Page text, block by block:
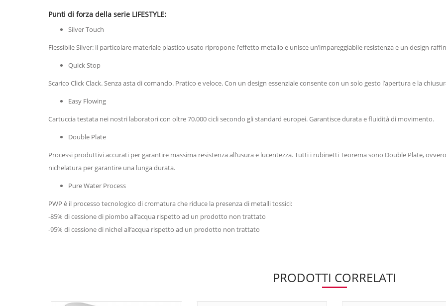
Punti di forza della serie LIFESTYLE:
Silver Touch
Flessibile Silver: il particolare materiale plastico usato ripropone l’effetto metallo e unisce un’impareggiabile resistenza e un design
Quick Stop
Scarico Click Clack. Senza asta di comando. Pratico e veloce. Con un design essenziale consente con un solo gesto l’apertura e la
Easy Flowing
Cartuccia testata nei nostri laboratori con oltre 70.000 cicli secondo gli standard europei. Garantisce durata e fluidità di movimento.
Double Plate
Processi produttivi accurati per garantire massima resistenza all’usura e lucentezza. Tutti i rubinetti Teorema sono Double Plate,
nichelatura per garantire una lunga durata.
Pure Water Process
PWP è il processo tecnologico di cromatura che riduce la presenza di metalli tossici:
-85% di cessione di piombo all’acqua rispetto ad un prodotto non trattato
-95% di cessione di nichel all’acqua rispetto ad un prodotto non trattato
PRODOTTI CORRELATI